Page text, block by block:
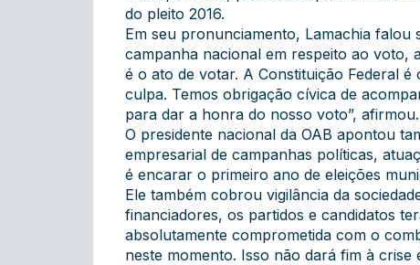
do pleito 2016.
Em seu pronunciamento, Lamachia falou
campanha nacional em respeito ao voto,
é o ato de votar. A Constituição Federal
culpa. Temos obrigação cívica de
para dar a honra do nosso voto”, afirmou.
O presidente nacional da OAB apontou
empresarial de campanhas políticas,
é encarar o primeiro ano de eleições
Ele também cobrou vigilância da
financiadores, os partidos e candidatos
absolutamente comprometida com o
neste momento. Isso não dará fim à crise